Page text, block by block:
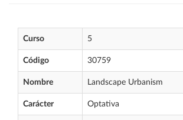
Curso 5
Código 30759
Nombre Landscape Urbanism
Carácter Optativa